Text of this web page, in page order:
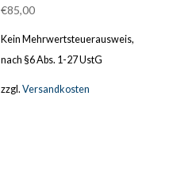
€85,00
Kein Mehrwertsteuerausweis,
nach §6 Abs. 1-27 UstG
zzgl.Versandkosten